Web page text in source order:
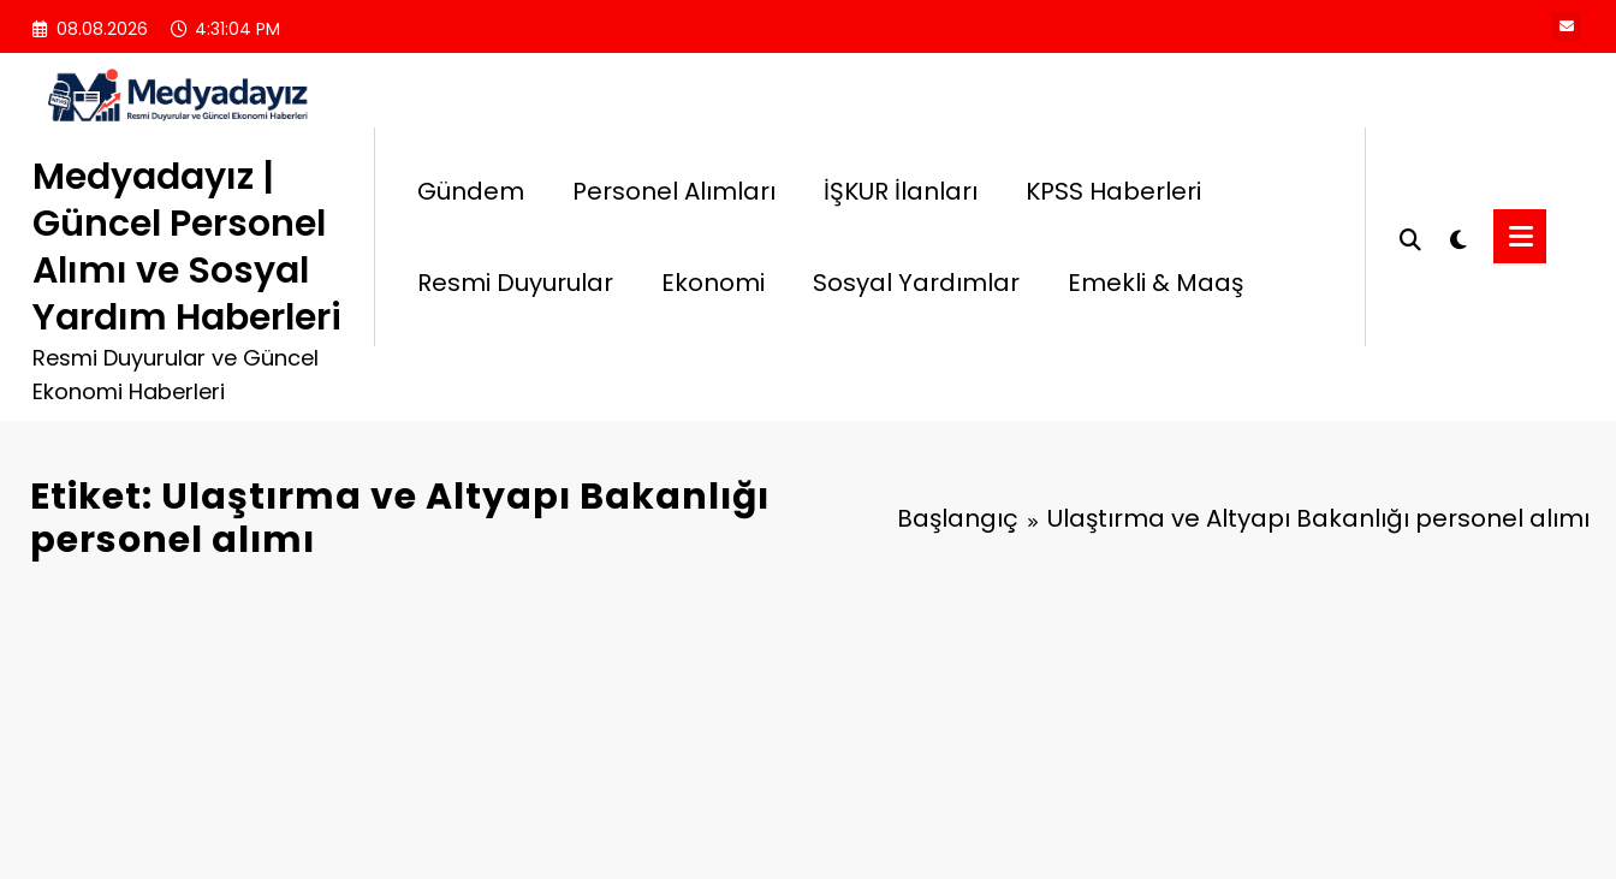
İçeriğe
atla
08.08.2026 4:31:05 PM
Medyadayız |
Güncel Personel
Alımı ve Sosyal
Yardım Haberleri
Resmi Duyurular ve Güncel
Ekonomi Haberleri
Gündem Personel Alımları İŞKUR İlanları KPSS Haberleri
Resmi Duyurular Ekonomi Sosyal Yardımlar Emekli & Maaş
Etiket: Ulaştırma ve Altyapı Bakanlığı
personel alımı
Başlangıç Ulaştırma ve Altyapı Bakanlığı personel alımı